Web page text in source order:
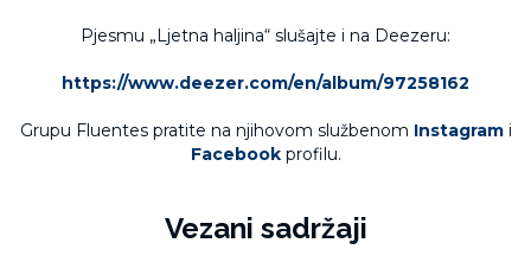
Pjesmu „Ljetna haljina“ slušajte i na Deezeru:
https://www.deezer.com/en/album/97258162
Grupu Fluentes pratite na njihovom službenom Instagrami
Facebookprofilu.
Vezani sadržaji